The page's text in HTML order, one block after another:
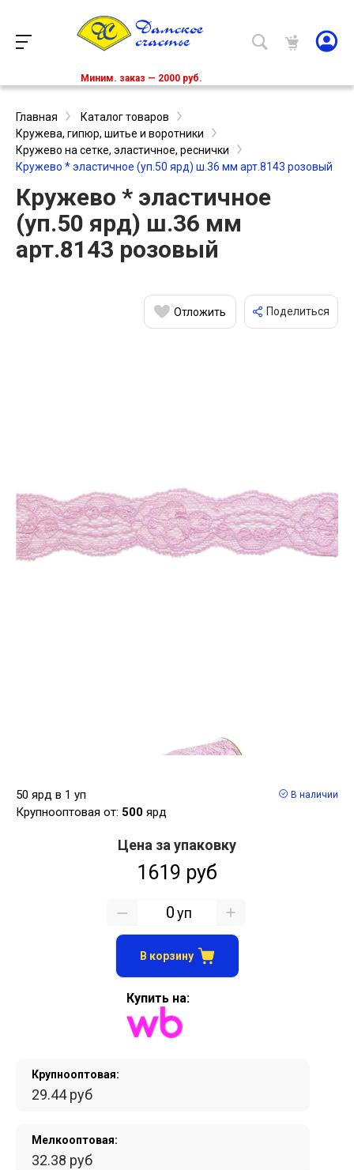
Миним. заказ — 2000 руб.
Главная
Каталог товаров
Кружева, гипюр, шитье и воротники
Кружево на сетке, эластичное, реснички
Кружево * эластичное (уп.50 ярд) ш.36 мм арт.8143 розовый
Кружево * эластичное
(уп.50 ярд) ш.36 мм
арт.8143 розовый
Отложить Поделиться
50 ярд в 1 уп
Крупнооптовая от: 500 ярд
В наличии
Крупнооптовая:
29.44 руб
Мелкооптовая:
32.38 руб
Цена за упаковку
1619 руб
уп
В корзину
Купить на: